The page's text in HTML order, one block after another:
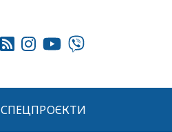
СПЕЦПРОЄКТИ